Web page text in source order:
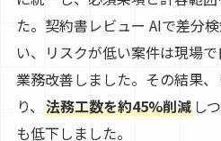
た。契約書レビュー AIで差分
い、リスクが低い案件は現場
業務改善しました。その結果
り、 法務工数を約45%削減し
も低下しました。